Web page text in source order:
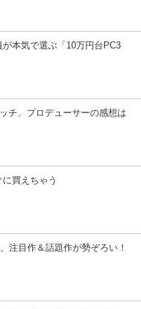
本気で選ぶ「10万円台PC3
チ、プロデューサーの感想は
買えちゃう
注目作＆話題作が勢ぞろい！